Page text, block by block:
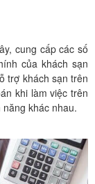
cung cấp các số
của khách sạn
trợ khách sạn trên
khi làm việc trên
khác nhau.